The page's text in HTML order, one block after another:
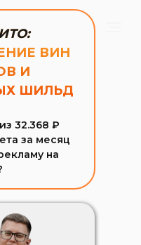
32.368 ₽
за месяц
на
ВИН
И
ШИЛЬД